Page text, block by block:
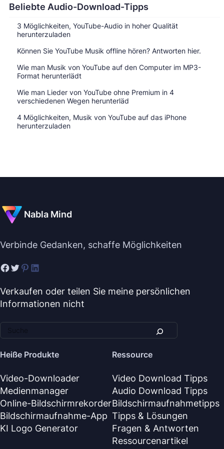
Beliebte Audio-Download-Tipps
3 Möglichkeiten, YouTube-Audio in hoher Qualität
herunterzuladen
Können Sie YouTube Musik offline hören? Antworten hier.
Wie man Musik von YouTube auf den Computer im MP3-
Format herunterlädt
Wie man Lieder von YouTube ohne Premium in 4
verschiedenen Wegen herunterläd
4 Möglichkeiten, Musik von YouTube auf das iPhone
herunterzuladen
Nabla Mind
Verbinde Gedanken, schaffe Möglichkeiten
Verkaufen oder teilen Sie meine persönlichen
Informationen nicht
Heiße Produkte
Video-Downloader
Medienmanager
Online-Bildschirmrekorder
Bildschirmaufnahme-App
KI Logo Generator
Ressource
Video Download Tipps
Audio Download Tipps
Bildschirmaufnahmetipps
Tipps & Lösungen
Fragen & Antworten
Ressourcenartikel